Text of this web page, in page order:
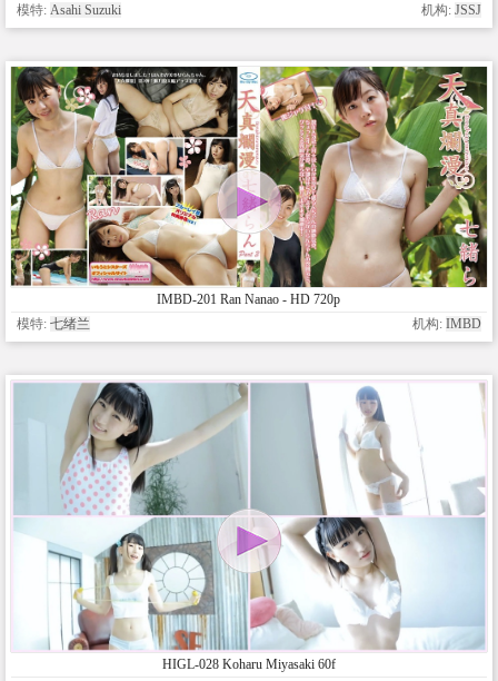
模特: Asahi Suzuki 机构: JSSJ
IMBD-201 Ran Nanao - HD 720p
模特: 七绪兰 机构: IMBD
HIGL-028 Koharu Miyasaki 60f